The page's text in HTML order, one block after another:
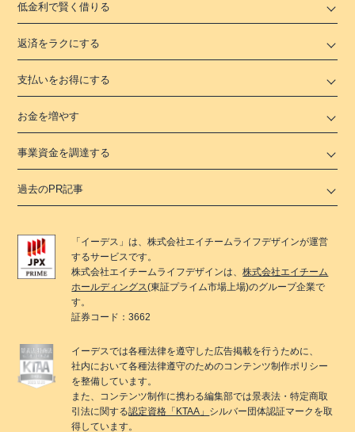
低金利で賢く借りる
返済をラクにする
支払いをお得にする
お金を増やす
事業資金を調達する
過去のPR記事
「 イーデス 」は、株式会社エイチームライフデザインが運営
するサービスです。
株式会社エイチームライフデザインは、株式会社エイチーム
ホールディングス(東証プライム市場上場)のグループ企業で
す。
証券コード：3662
イーデスでは各種法律を遵守した広告掲載を行うために、
社内において各種法律遵守のためのコンテンツ制作ポリシー
を整備しています。
また、コンテンツ制作に携わる編集部では景表法・特定商取
引法に関する認定資格「KTAA」 シルバー団体認証マークを取
得しています。